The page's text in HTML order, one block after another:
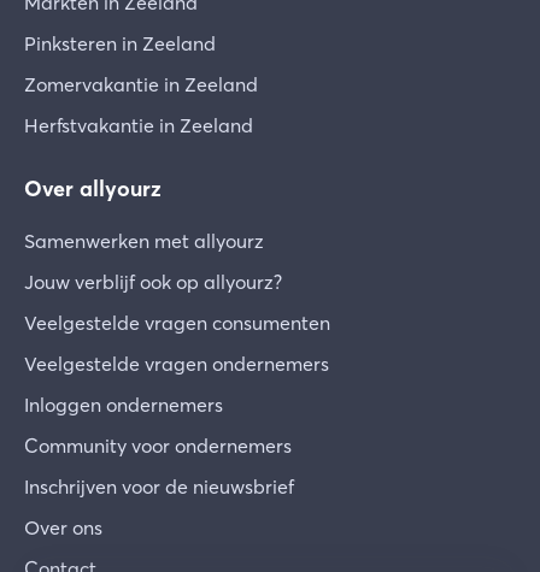
Pinksteren in Zeeland
Zomervakantie in Zeeland
Herfstvakantie in Zeeland
Over allyourz
Samenwerken met allyourz
Jouw verblijf ook op allyourz?
Veelgestelde vragen consumenten
Veelgestelde vragen ondernemers
Inloggen ondernemers
Community voor ondernemers
Inschrijven voor de nieuwsbrief
Over ons